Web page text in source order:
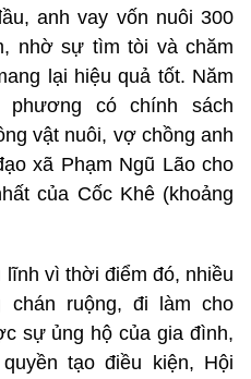
anh vay vốn nuôi 300
nhờ sự tìm tòi và chăm
lại hiệu quả tốt. Năm
phương có chính sách
vật nuôi, vợ chồng anh
xã Phạm Ngũ Lão cho
của Cốc Khê (khoảng
vì thời điểm đó, nhiều
ruộng, đi làm cho
sự ủng hộ của gia đình,
tạo điều kiện, Hội